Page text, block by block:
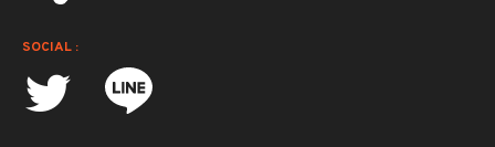
SOCIAL :